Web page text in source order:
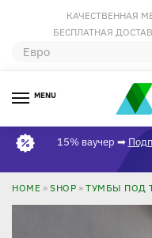
КАЧЕСТВЕННАЯ
БЕСПЛАТНАЯ
MENU
15% ваучер ➡
HOME » SHOP » ТУМБЫ ПОД